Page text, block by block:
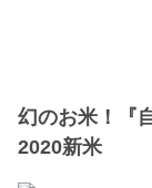
幻のお米！『
2020新米